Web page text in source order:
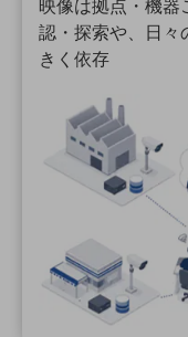
セキュリティ
その他のお悩みはこちら
業界から見つける
業界から見つけるTOP
小売・卸売業
地域産業
映像は拠点・機器
認・探索や、日々
きく依存